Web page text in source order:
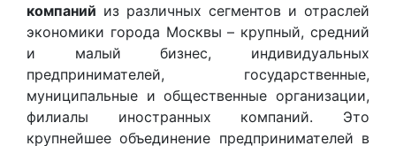
компаний из различных сегментов и отраслей
экономики города Москвы – крупный, средний
и малый бизнес, индивидуальных
предпринимателей, государственные,
муниципальные и общественные организации,
филиалы иностранных компаний. Это
крупнейшее объединение предпринимателей в